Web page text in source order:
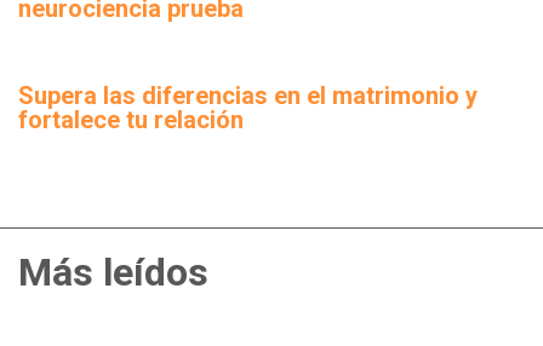
neurociencia prueba
Supera las diferencias en el matrimonio y
fortalece tu relación
Más leídos